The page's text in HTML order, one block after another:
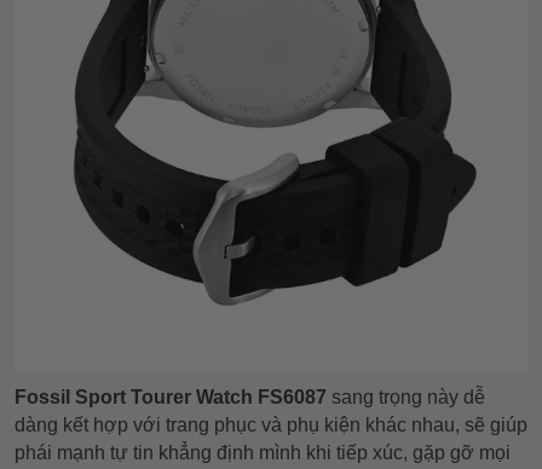
Fossil Sport Tourer Watch FS6087 sang trọng này dễ
dàng kết hợp với trang phục và phụ kiện khác nhau, sẽ giúp
phái mạnh tự tin khẳng định mình khi tiếp xúc, gặp gỡ mọi